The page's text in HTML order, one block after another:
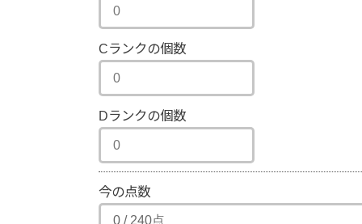
Cランクの個数
Dランクの個数
今の点数